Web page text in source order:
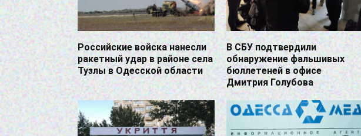
Российские войска нанесли
ракетный удар в районе села
Тузлы в Одесской области
В СБУ подтвердили
обнаружение фальшивых
бюллетеней в офисе
Дмитрия Голубова